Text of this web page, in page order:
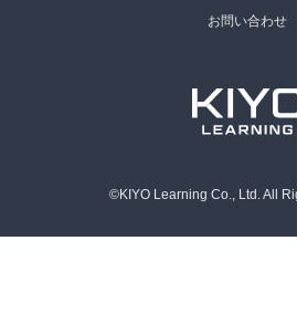
お問い合わせ
©KIYO Learning Co., Ltd. All